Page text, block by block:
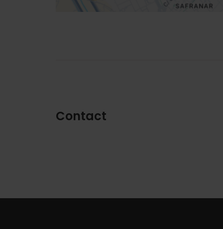
Contact